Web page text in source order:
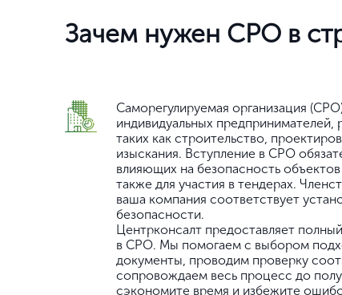
Зачем нужен СРО в
Саморегулируемая организация
индивидуальных
таких как строительство,
изыскания. Вступление в СРО
влияющих на безопасность объектов
также для участия в тендерах.
ваша компания соответствует
безопасности.
Центрконсалт предоставляет
в СРО. Мы помогаем с выбором
документы, проводим проверку
сопровождаем весь процесс до
сэкономите время и избежите